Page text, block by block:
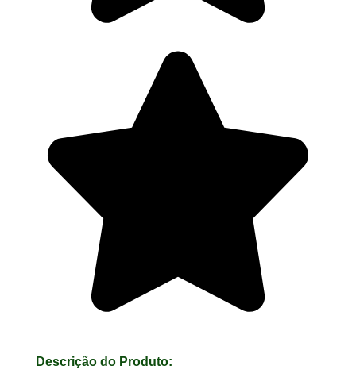
Descrição do Produto: